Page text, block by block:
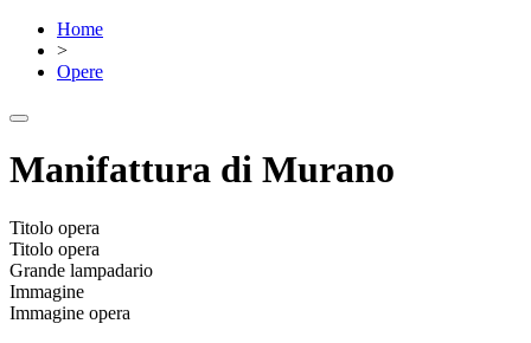
Home
>
Opere
Manifattura di Murano
Titolo opera
Titolo opera
Grande lampadario
Immagine
Immagine opera